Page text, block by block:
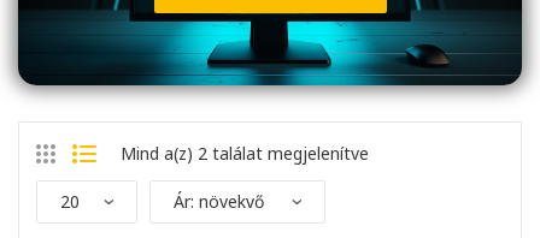
Mind a(z) 2 találat megjelenítve